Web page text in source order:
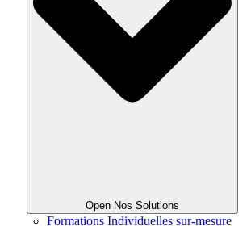
Open Nos Solutions
Formations Individuelles sur-mesure